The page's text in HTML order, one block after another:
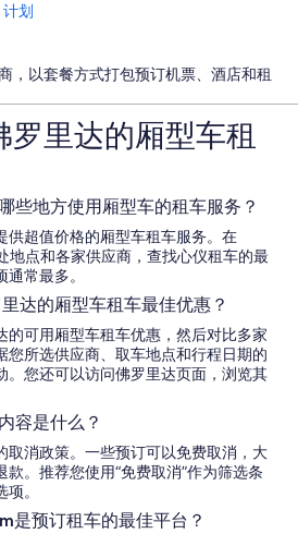
划
，以套餐方式打包预订机票、酒店和租
罗里达的厢型车租
些地方使用厢型车的租车服务？
供超值价格的厢型车租车服务。在
地点和各家供应商，查找心仪租车的最
常最多。
达的厢型车租车最佳优惠？
的可用厢型车租车优惠，然后对比多家
您所选供应商、取车地点和行程日期的
。您还可以访问佛罗里达页面，浏览其
容是什么？
取消政策。一些预订可以免费取消，大
。推荐您使用“免费取消”作为筛选条
。
是预订租车的最佳平台？